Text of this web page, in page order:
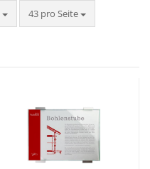
43 pro Seite
pro Seite